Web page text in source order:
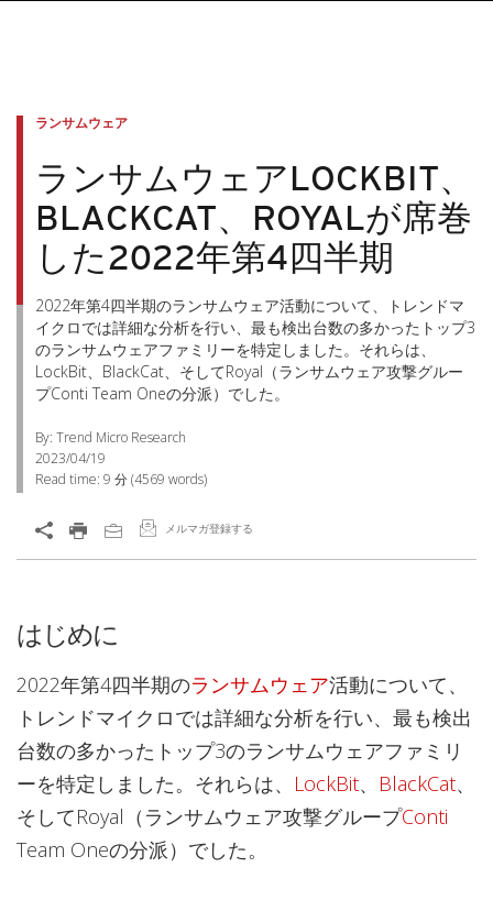
ランサムウェア
ランサムウェアLOCKBIT、
BLACKCAT、ROYALが席巻
した2022年第4四半期
2022年第4四半期のランサムウェア活動について、トレンドマ
イクロでは詳細な分析を行い、最も検出台数の多かったトップ3
のランサムウェアファミリーを特定しました。それらは、
LockBit、BlackCat、そしてRoyal（ランサムウェア攻撃グルー
プConti Team Oneの分派）でした。
By: Trend Micro Research
2023/04/19
Read time: 9 分(4569 words)
メルマガ登録する
はじめに
2022年第4四半期のランサムウェア活動について、
トレンドマイクロでは詳細な分析を行い、最も検出
台数の多かったトップ3のランサムウェアファミリ
ーを特定しました。それらは、 LockBit、 BlackCat、
そしてRoyal（ランサムウェア攻撃グループConti
Team Oneの分派）でした。